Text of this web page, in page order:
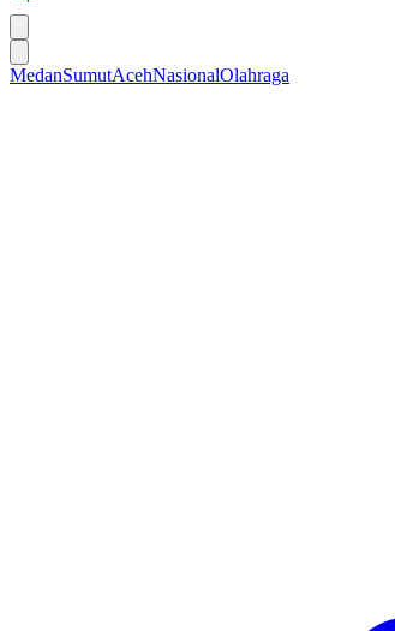
MedanSumutAcehNasionalOlahraga